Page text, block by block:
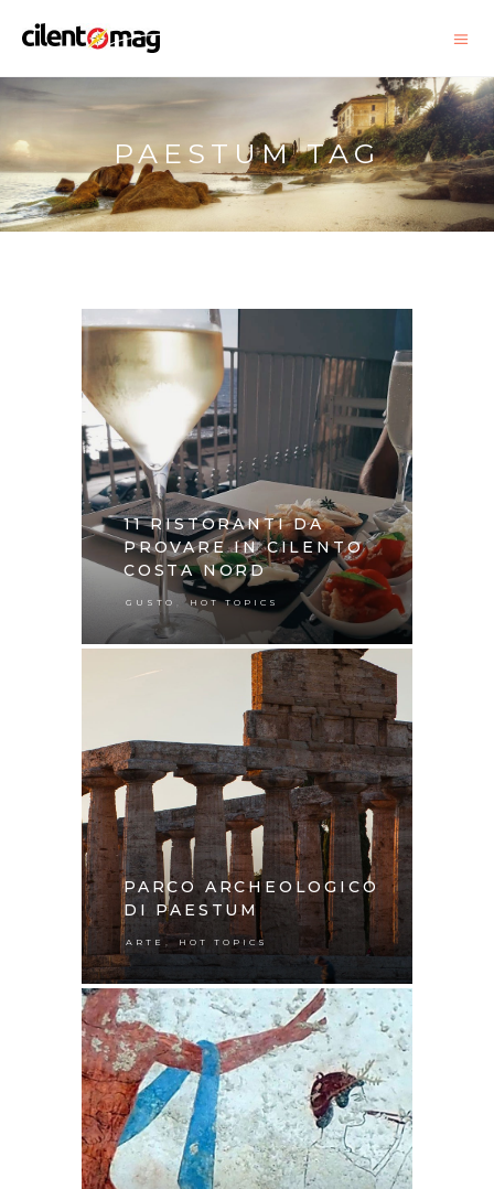
PAESTUM TAG
11 RISTORANTI DA
PROVARE IN CILENTO
COSTA NORD
GUSTO , HOT TOPICS
PARCO ARCHEOLOGICO
DI PAESTUM
ARTE HOT TOPICS